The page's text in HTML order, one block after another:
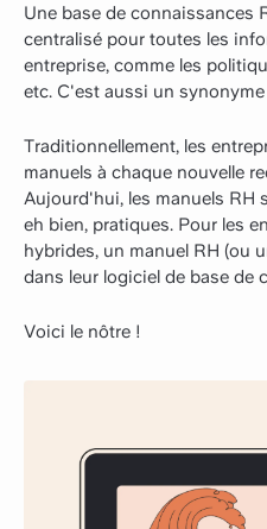
Une base de connaissances
centralisé pour toutes les
entreprise, comme les
etc. C'est aussi un
Traditionnellement, les
manuels à chaque nouvelle
Aujourd'hui, les manuels RH
eh bien, pratiques. Pour les
hybrides, un manuel RH (ou
dans leur logiciel de base de
Voici le nôtre !